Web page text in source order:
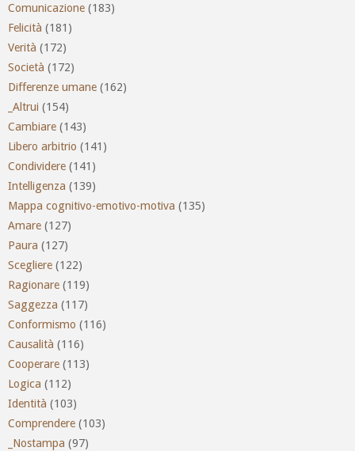
Comunicazione (183)
Felicità (181)
Verità (172)
Società (172)
Differenze umane (162)
_Altrui (154)
Cambiare (143)
Libero arbitrio (141)
Condividere (141)
Intelligenza (139)
Mappa cognitivo-emotivo-motiva (135)
Amare (127)
Paura (127)
Scegliere (122)
Ragionare (119)
Saggezza (117)
Conformismo (116)
Causalità (116)
Cooperare (113)
Logica (112)
Identità (103)
Comprendere (103)
_Nostampa (97)